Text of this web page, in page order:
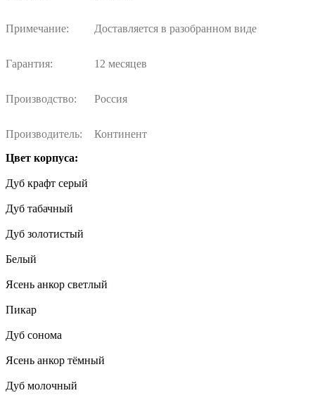
Примечание: Доставляется в разобранном виде
Гарантия: 12 месяцев
Производство: Россия
Производитель:
Континент
Цвет корпуса:
Дуб крафт серый
Дуб табачный
Дуб золотистый
Белый
Ясень анкор светлый
Пикар
Дуб сонома
Ясень анкор тёмный
Дуб молочный